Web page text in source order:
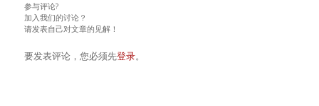
参与评论?
加入我们的讨论？
请发表自己对文章的见解！
要发表评论，您必须先登录。